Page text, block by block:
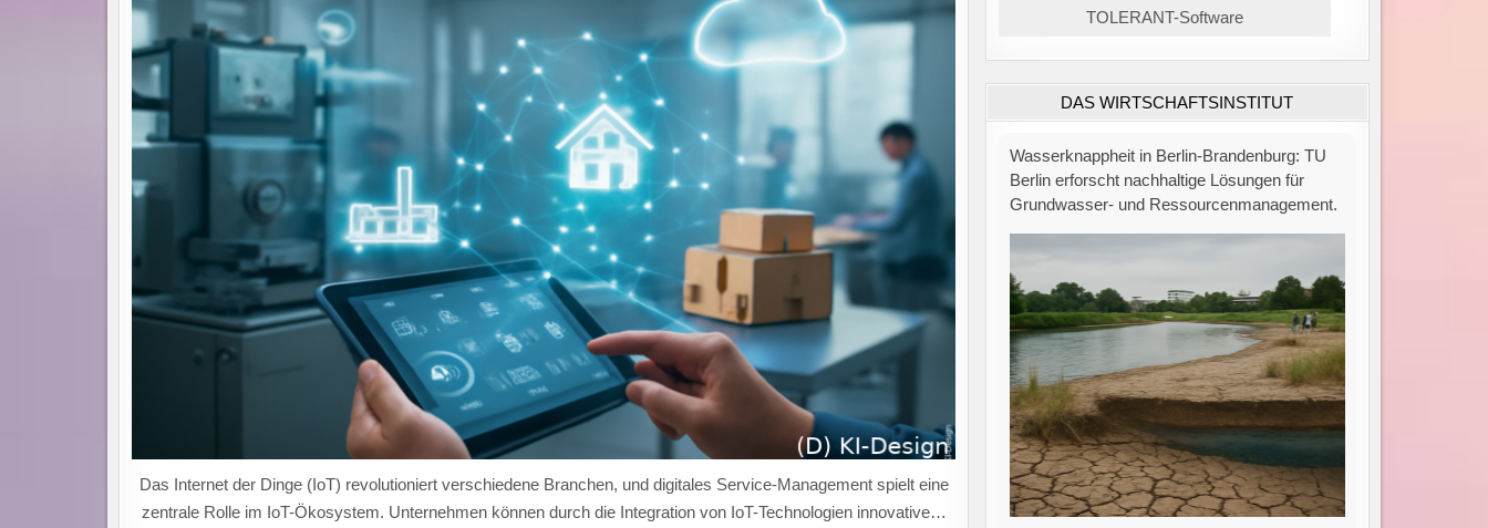
Das Internet der Dinge (IoT) revolutioniert verschiedene Branchen, und digitales Service-Management spielt eine
zentrale Rolle im IoT-Ökosystem. Unternehmen können durch die Integration von IoT-Technologien innovative…
TOLERANT-Software
DAS WIRTSCHAFTSINSTITUT
Privacy Gateway: Sicherer Schutz sensibler
Daten bei der Nutzung generativer KI durch
automatisierte Anonymisierung.